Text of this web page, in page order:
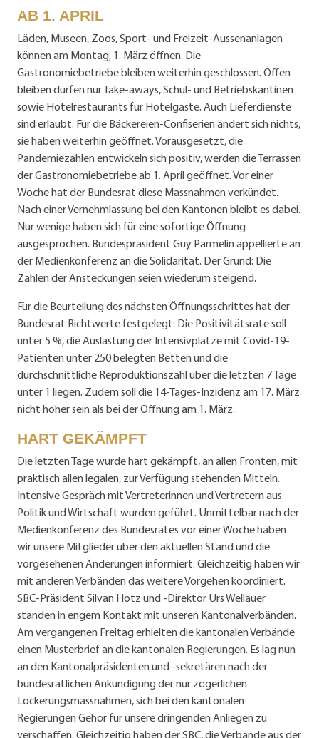
AB 1. APRIL
Läden, Museen, Zoos, Sport- und Freizeit-Aussenanlagen
können am Montag, 1. März öffnen. Die
Gastronomiebetriebe bleiben weiterhin geschlossen. Offen
bleiben dürfen nur Take-aways, Schul- und Betriebskantinen
sowie Hotelrestaurants für Hotelgäste. Auch Lieferdienste
sind erlaubt. Für die Bäckereien-Confiserien ändert sich nichts,
sie haben weiterhin geöffnet. Vorausgesetzt, die
Pandemiezahlen entwickeln sich positiv, werden die Terrassen
der Gastronomiebetriebe ab 1. April geöffnet. Vor einer
Woche hat der Bundesrat diese Massnahmen verkündet.
Nach einer Vernehmlassung bei den Kantonen bleibt es dabei.
Nur wenige haben sich für eine sofortige Öffnung
ausgesprochen. Bundespräsident Guy Parmelin appellierte an
der Medienkonferenz an die Solidarität. Der Grund: Die
Zahlen der Ansteckungen seien wiederum steigend.
Für die Beurteilung des nächsten Öffnungsschrittes hat der
Bundesrat Richtwerte festgelegt: Die Positivitätsrate soll
unter 5 %, die Auslastung der Intensivplätze mit Covid-19-
Patienten unter 250 belegten Betten und die
durchschnittliche Reproduktionszahl über die letzten 7 Tage
unter 1 liegen. Zudem soll die 14-Tages-Inzidenz am 17. März
nicht höher sein als bei der Öffnung am 1. März.
HART GEKÄMPFT
Die letzten Tage wurde hart gekämpft, an allen Fronten, mit
praktisch allen legalen, zur Verfügung stehenden Mitteln.
Intensive Gespräch mit Vertreterinnen und Vertretern aus
Politik und Wirtschaft wurden geführt. Unmittelbar nach der
Medienkonferenz des Bundesrates vor einer Woche haben
wir unsere Mitglieder über den aktuellen Stand und die
vorgesehenen Änderungen informiert. Gleichzeitig haben wir
mit anderen Verbänden das weitere Vorgehen koordiniert.
SBC-Präsident Silvan Hotz und -Direktor Urs Wellauer
standen in engem Kontakt mit unseren Kantonalverbänden.
Am vergangenen Freitag erhielten die kantonalen Verbände
einen Musterbrief an die kantonalen Regierungen. Es lag nun
an den Kantonalpräsidenten und -sekretären nach der
bundesrätlichen Ankündigung der nur zögerlichen
Lockerungsmassnahmen, sich bei den kantonalen
Regierungen Gehör für unsere dringenden Anliegen zu
verschaffen. Gleichzeitig haben der SBC, die Verbände aus der